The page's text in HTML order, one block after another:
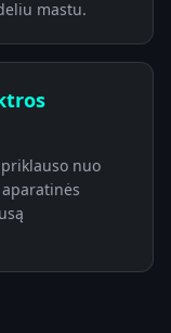
mastu.
nuo